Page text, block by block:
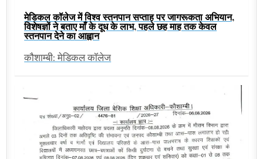
मेडिकल कॉलेज में विश्व स्तनपान सप्ताह पर जागरूकता अभियान,
विशेषज्ञों ने बताए माँ के दूध के लाभ, पहले छह माह तक केवल
स्तनपान देने का आह्वान
कौशाम्बी: मेडिकल कॉलेज